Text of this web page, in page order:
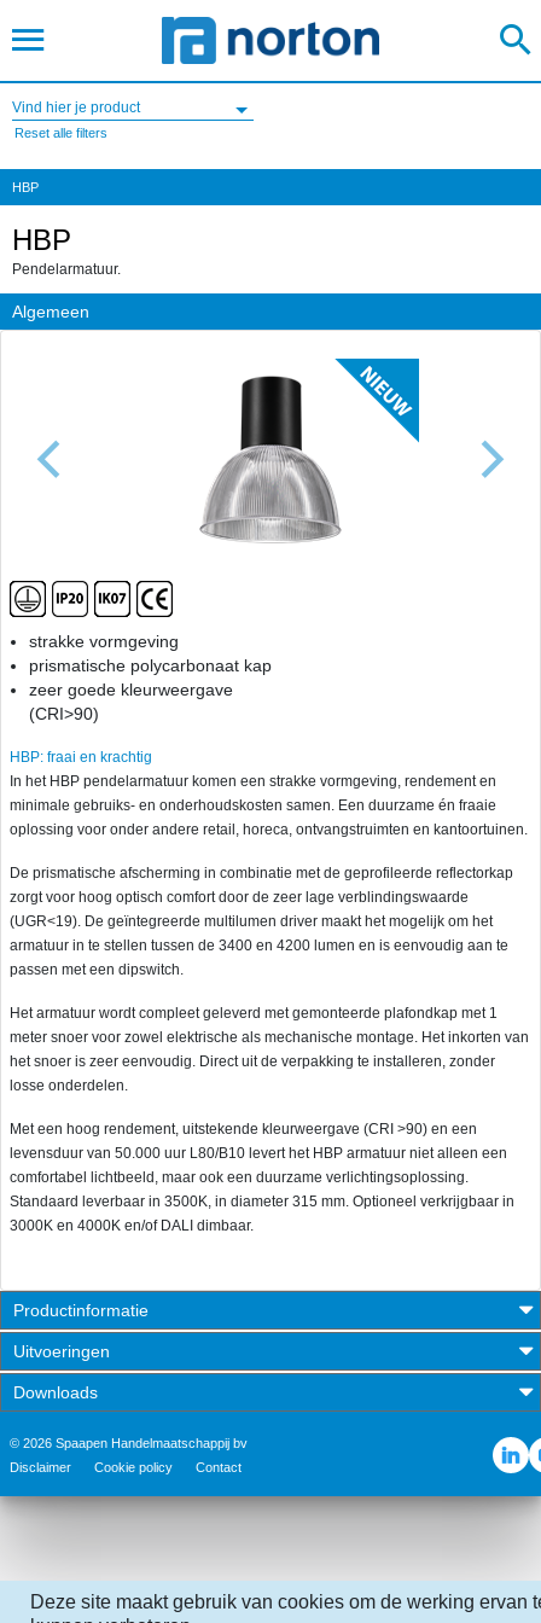
Vind hier je product
Reset alle filters
HBP
HBP
Pendelarmatuur.
Algemeen
Previous Next
strakke vormgeving
prismatische polycarbonaat kap
zeer goede kleurweergave
(CRI>90)
HBP: fraai en krachtig
In het HBP pendelarmatuur komen een strakke vormgeving, rendement en
minimale gebruiks- en onderhoudskosten samen. Een duurzame én fraaie
oplossing voor onder andere retail, horeca, ontvangstruimten en kantoortuinen.
De prismatische afscherming in combinatie met de geprofileerde reflectorkap
zorgt voor hoog optisch comfort door de zeer lage verblindingswaarde
(UGR<19). De geïntegreerde multilumen driver maakt het mogelijk om het
armatuur in te stellen tussen de 3400 en 4200 lumen en is eenvoudig aan te
passen met een dipswitch.
Het armatuur wordt compleet geleverd met gemonteerde plafondkap met 1
meter snoer voor zowel elektrische als mechanische montage. Het inkorten van
het snoer is zeer eenvoudig. Direct uit de verpakking te installeren, zonder
losse onderdelen.
Met een hoog rendement, uitstekende kleurweergave (CRI >90) en een
levensduur van 50.000 uur L80/B10 levert het HBP armatuur niet alleen een
comfortabel lichtbeeld, maar ook een duurzame verlichtingsoplossing.
Standaard leverbaar in 3500K, in diameter 315 mm. Optioneel verkrijgbaar in
3000K en 4000K en/of DALI dimbaar.
Productinformatie
Uitvoeringen
Downloads
© 2026 Spaapen Handelmaatschappij bv
Disclaimer
Cookie policy Contact
Deze site maakt gebruik van cookies om de werking ervan